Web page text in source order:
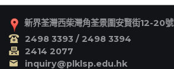
新界荃灣西柴灣角荃景圍安賢街12-20號
2498 3393 / 2498 3394
2414 2077
inquiry@plklsp.edu.hk